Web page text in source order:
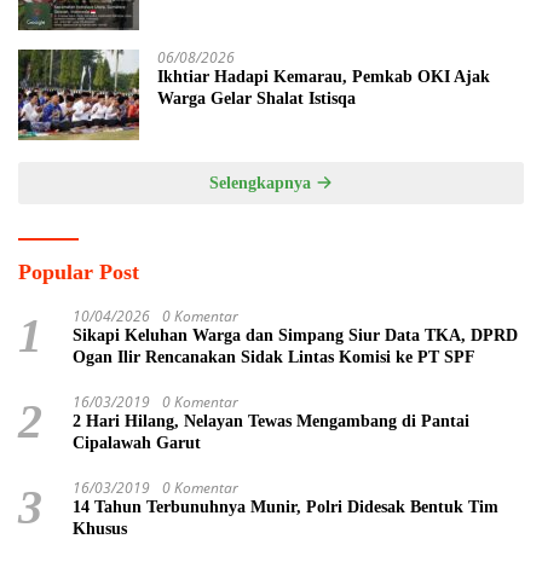
06/08/2026
Ikhtiar Hadapi Kemarau, Pemkab OKI Ajak
Warga Gelar Shalat Istisqa
Selengkapnya
Popular Post
1 10/04/2026 0 Komentar
Sikapi Keluhan Warga dan Simpang Siur Data TKA, DPRD
Ogan Ilir Rencanakan Sidak Lintas Komisi ke PT SPF
2 16/03/2019 0 Komentar
2 Hari Hilang, Nelayan Tewas Mengambang di Pantai
Cipalawah Garut
3 16/03/2019 0 Komentar
14 Tahun Terbunuhnya Munir, Polri Didesak Bentuk Tim
Khusus